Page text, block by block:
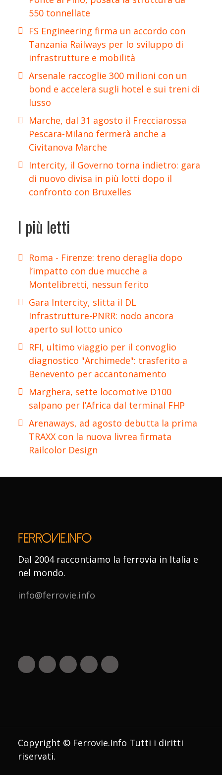
550 tonnellate
FS Engineering firma un accordo con
Tanzania Railways per lo sviluppo di
infrastrutture e mobilità
Arsenale raccoglie 300 milioni con un
bond e accelera sugli hotel e sui treni di
lusso
Marche, dal 31 agosto il Frecciarossa
Pescara-Milano fermerà anche a
Civitanova Marche
Intercity, il Governo torna indietro: gara
di nuovo divisa in più lotti dopo il
confronto con Bruxelles
I più letti
Roma - Firenze: treno deraglia dopo
l’impatto con due mucche a
Montelibretti, nessun ferito
Gara Intercity, slitta il DL
Infrastrutture-PNRR: nodo ancora
aperto sul lotto unico
RFI, ultimo viaggio per il convoglio
diagnostico "Archimede": trasferito a
Benevento per accantonamento
Marghera, sette locomotive D100
salpano per l’Africa dal terminal FHP
Arenaways, ad agosto debutta la prima
TRAXX con la nuova livrea firmata
Railcolor Design
Dal 2004 raccontiamo la ferrovia in Italia e
nel mondo.
info@ferrovie.info
Copyright © Ferrovie.Info Tutti i diritti
riservati.